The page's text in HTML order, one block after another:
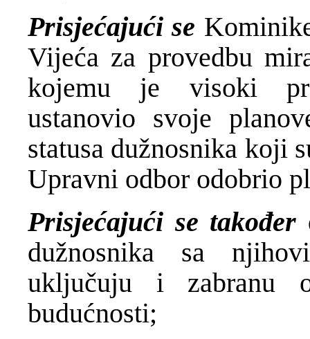
Prisjećajući se
Vijeća za provedbu
kojemu je visoki
ustanovio svoje
statusa dužnosnika koji
Upravni odbor odobrio
Prisjećajući se također
dužnosnika sa
uključuju i zabranu
budućnosti;